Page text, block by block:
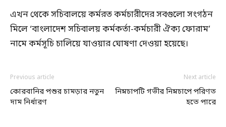
এখন থেকে সচিবালয়ে কর্মরত কর্মচারীদের সবগুলো সংগঠন
মিলে ‘বাংলাদেশ সচিবালয় কর্মকর্তা-কর্মচারী ঐক্য ফোরাম’
নামে কর্মসূচি চালিয়ে যাওয়ার ঘোষণা দেওয়া হয়েছে।
Previous article
কোরবানির পশুর চামড়ার নতুন
দাম নির্ধারণ
Next article
নিম্নচাপটি গভীর নিম্নচাপে পরিণত
হতে পারে